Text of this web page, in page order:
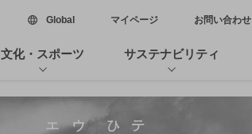
Global新しいウィンドウで開く
マイページ お問い合わせ
文化・スポーツ サステナビリティ